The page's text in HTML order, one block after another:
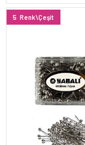
5 Renk\Çeşit